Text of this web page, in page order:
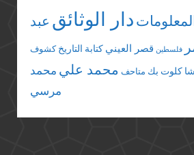
دار الوثائق عبد
فلسطين قصر العيني كتابة التاريخ كشوف
كلوت بك متاحف محمد علي محمد
مرسي